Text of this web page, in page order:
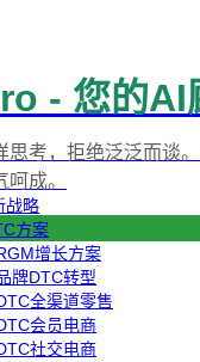
战略
方案
增长方案
牌DTC转型
全渠道零售
会员电商
社交电商
- 您的AI
思考，拒绝泛泛而谈
成。